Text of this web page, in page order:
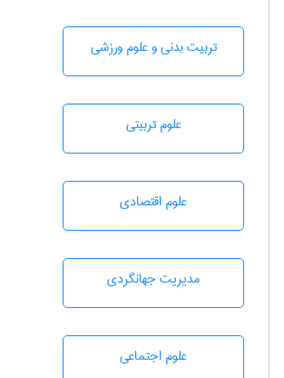
تربيت بدنی و علوم ورزشی
علوم تربيتی
علوم اقتصادی
مديريت جهانگردی
علوم اجتماعی